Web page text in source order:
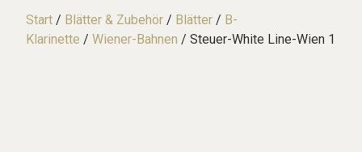
Start / Blätter & Zubehör / Blätter / B-
Klarinette /Wiener-Bahnen / Steuer-White Line-Wien 1